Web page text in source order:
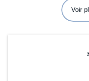
Un genre que
en Audio, quel
Voir